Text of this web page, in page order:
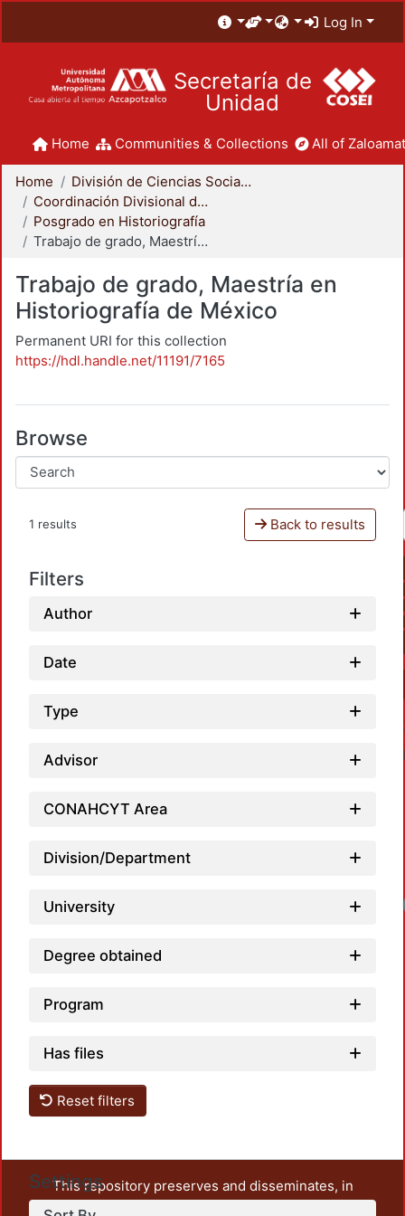
Log In
Secretaría de
Unidad
Home Communities & Collections All of
Home
División de Ciencias Sociales y Humanidades
Coordinación Divisional de Posgrado
Posgrado en Historiografía
Trabajo de grado, Maestría en Historiografía de México
Trabajo de grado, Maestría en
Historiografía de México
Permanent URI for this collection
https://hdl.handle.net/11191/7165
Browse
1 results Back to results
Filters
Author
Date
Type
Advisor
CONAHCYT Area
Division/Department
University
Degree obtained
Program
Has files
Reset filters
Settings
This repository preserves and disseminates, in
unrestricted open access, the teaching and research